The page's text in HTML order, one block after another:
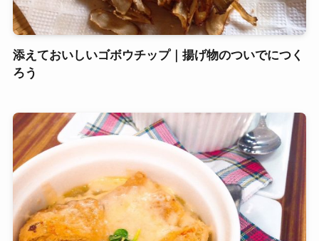
添えておいしいゴボウチップ｜揚げ物のついでにつく
ろう